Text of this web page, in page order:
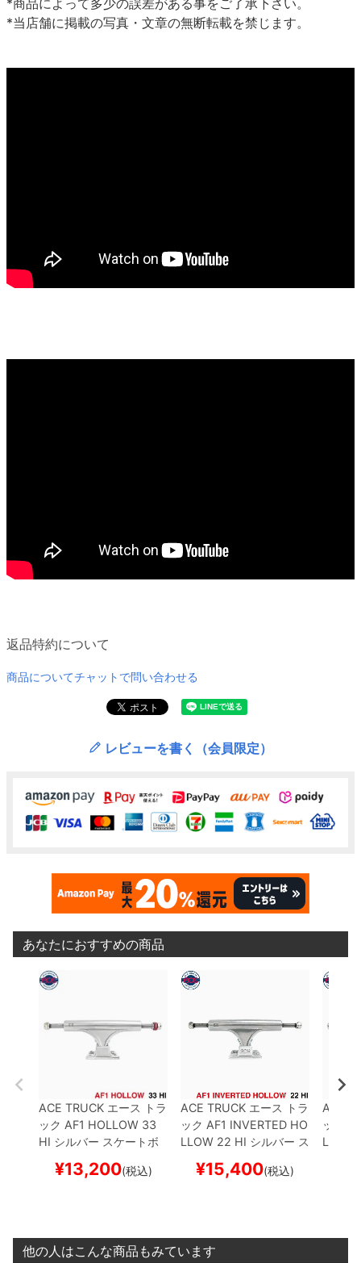
*当店舗に掲載の写真・文章の無断転載を禁じます。
返品特約について
商品についてチャットで問い合わせる
レビューを書く（会員限定）
あなたにおすすめの商品
ACE TRUCK エース
トラ
ック AF1 HOLLOW 33
HI シルバー スケートボ
¥13,200(税込)
ACE TRUCK エース
トラ
ック AF1 INVERTED HO
LLOW 22 HI シルバー ス
¥15,400(税込)
ACE
ック
LLOW
他の人はこんな商品もみています